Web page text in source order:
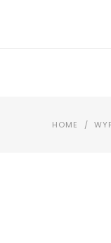
HOME /